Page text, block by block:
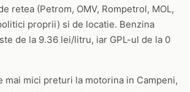
retea (Petrom, OMV, Rompetrol, MOL,
proprii) si de locatie. Benzina
de la 9.36 lei/litru, iar GPL-ul de la 0
mai mici preturi la motorina in Campeni,